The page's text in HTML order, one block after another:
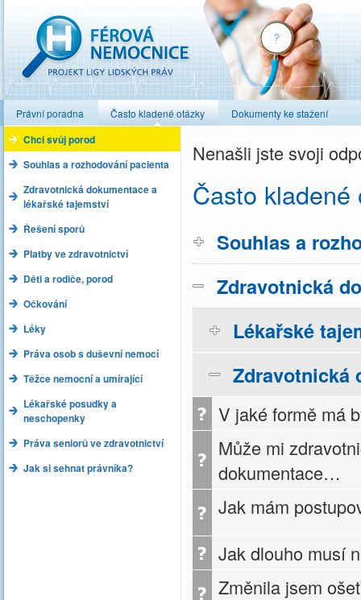
Právní poradna Často kladené otázky Dokumenty ke stažení
Chci svůj porod
Souhlas a rozhodování pacienta
Zdravotnická dokumentace a
lékařské tajemství
Řešení sporů
Platby ve zdravotnictví
Děti a rodiče, porod
Očkování
Léky
Práva osob s duševní nemocí
Těžce nemocní a umírající
Lékařské posudky a
neschopenky
Práva seniorů ve zdravotnictví
Jak si sehnat právníka?
Nenašli jste svoji
Často kladené
Souhlas a
Zdravotnická
Lékařské
Zdravotnická
V jaké formě má
Může mi
dokumentace…
Jak mám
Jak dlouho musí
Změnila jsem